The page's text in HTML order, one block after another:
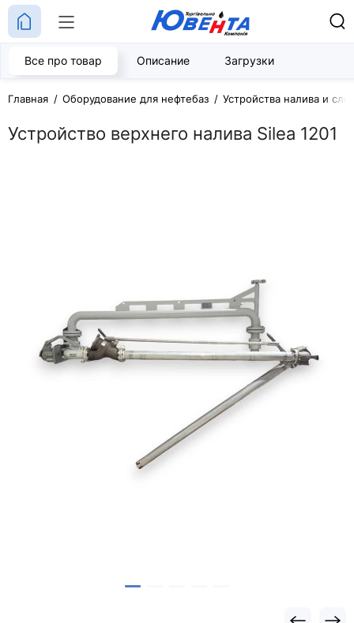
Главная Оборудование для нефтебаз Устройства налива и
Устройство верхнего налива Silea 1201
Все про товар Описание Загрузки